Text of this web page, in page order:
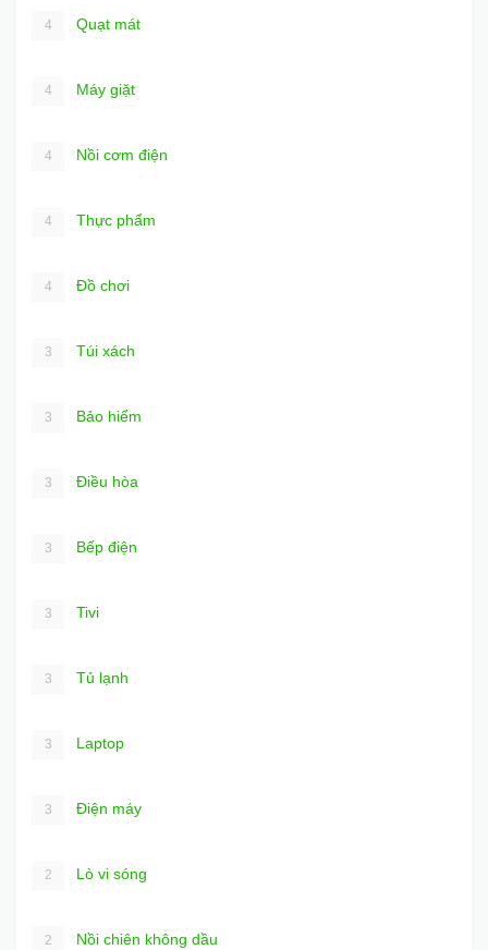
4 Quạt mát
4 Máy giặt
4 Nồi cơm điện
4 Thực phẩm
4 Đồ chơi
3 Túi xách
3 Bảo hiểm
3 Điều hòa
3 Bếp điện
3 Tivi
3 Tủ lạnh
3 Laptop
3 Điện máy
2 Lò vi sóng
2 Nồi chiên không dầu